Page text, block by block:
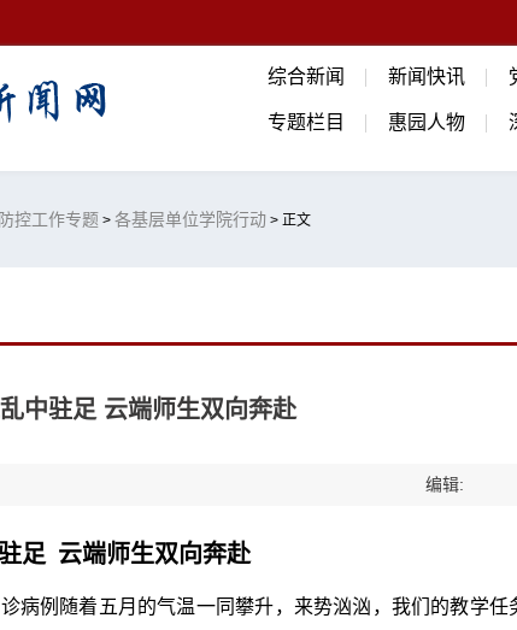
综合新闻 新闻快讯
专题栏目 惠园人物
控工作专题 > 各基层单位学院行动 > 正文
中驻足 云端师生双向奔赴
编辑:
足 云端师生双向奔赴
病例随着五月的气温一同攀升，来势汹汹，我们的教学任